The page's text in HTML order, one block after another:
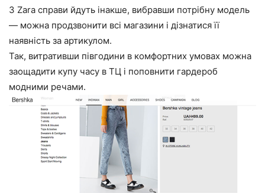
З Zara справи йдуть інакше, вибравши потрібну модель
— можна продзвонити всі магазини і дізнатися її
наявність за артикулом.
Так, витративши півгодини в комфортних умовах можна
заощадити купу часу в ТЦ і поповнити гардероб
модними речами.